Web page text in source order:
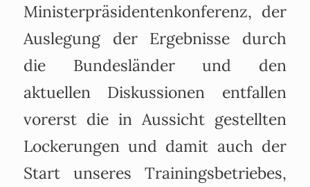
Ministerpräsidentenkonferenz, der
Auslegung der Ergebnisse durch
die Bundesländer und den
aktuellen Diskussionen entfallen
vorerst die in Aussicht gestellten
Lockerungen und damit auch der
Start unseres Trainingsbetriebes,